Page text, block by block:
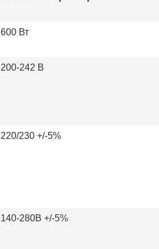
600 Вт
200-242 В
220/230 +/-5%
140-280В +/-5%